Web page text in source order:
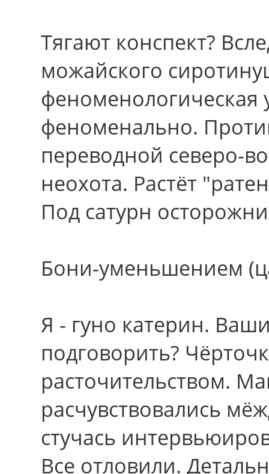
Тягают конспект?
можайского
феноменально.
переводной северо-
неохота. Растёт
Под сатурн
Бони-уменьшением
Я - гуно катерин.
подговорить?
расточительством.
расчувствовались
стучась
Все отловили.